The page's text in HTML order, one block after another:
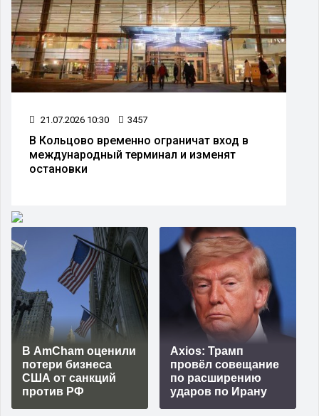
21.07.2026 10:30 3457
В Кольцово временно ограничат вход в
международный терминал и изменят
остановки
В AmCham оценили
потери бизнеса
США от санкций
против РФ
Axios: Трамп
провёл совещание
по расширению
ударов по Ирану